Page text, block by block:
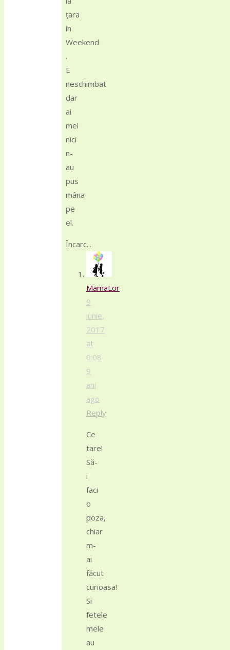
țara
in
Weekend
.
E
neschimbat
dar
ai
mei
nici
n-
au
pus
mâna
pe
el.
Încarc...
MamaLor
9
iunie,
2017
at
0:08
9
ani
ago
Reply
Ce
tare!
Să-
i
faci
o
poza,
chiar
m-
ai
făcut
curioasa!
Si
fetele
mele
au